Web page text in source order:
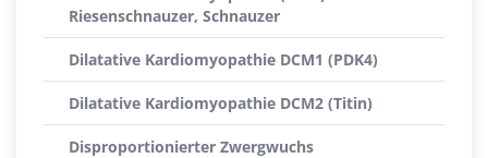
Riesenschnauzer, Schnauzer
Dilatative Kardiomyopathie DCM1 (PDK4)
Dilatative Kardiomyopathie DCM2 (Titin)
Disproportionierter Zwergwuchs